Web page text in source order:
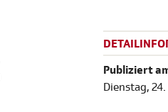
Publiziert
Dienstag,